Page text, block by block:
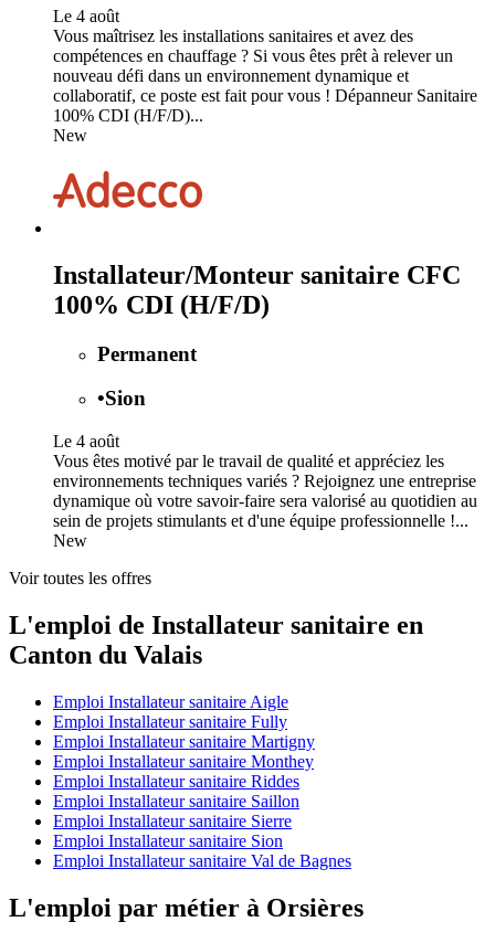
Le 4 août
Vous maîtrisez les installations sanitaires et avez des
compétences en chauffage ? Si vous êtes prêt à relever un
nouveau défi dans un environnement dynamique et
collaboratif, ce poste est fait pour vous ! Dépanneur Sanitaire
100% CDI (H/F/D)...
New
Installateur/Monteur sanitaire CFC
100% CDI (H/F/D)
Permanent
•Sion
Le 4 août
Vous êtes motivé par le travail de qualité et appréciez les
environnements techniques variés ? Rejoignez une entreprise
dynamique où votre savoir-faire sera valorisé au quotidien au
sein de projets stimulants et d'une équipe professionnelle !...
New
Voir toutes les offres
L'emploi de Installateur sanitaire en
Canton du Valais
Emploi Installateur sanitaire Aigle
Emploi Installateur sanitaire Fully
Emploi Installateur sanitaire Martigny
Emploi Installateur sanitaire Monthey
Emploi Installateur sanitaire Riddes
Emploi Installateur sanitaire Saillon
Emploi Installateur sanitaire Sierre
Emploi Installateur sanitaire Sion
Emploi Installateur sanitaire Val de Bagnes
L'emploi par métier à Orsières